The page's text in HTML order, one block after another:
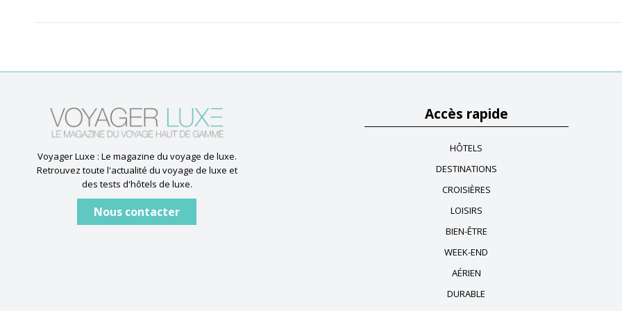
Voyager Luxe : Le magazine du voyage de luxe.
Retrouvez toute l'actualité du voyage de luxe et
des tests d'hôtels de luxe.
Nous contacter
Accès rapide
HÔTELS
DESTINATIONS
CROISIÈRES
LOISIRS
BIEN-ÊTRE
WEEK-END
AÉRIEN
DURABLE